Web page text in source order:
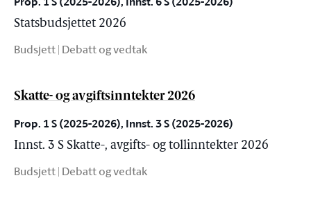
Statsbudsjettet 2026
Budsjett | Debatt og vedtak
Skatte- og avgiftsinntekter 2026
Prop. 1 S (2025-2026), Innst. 3 S (2025-2026)
Innst. 3 S Skatte-, avgifts- og tollinntekter 2026
Budsjett | Debatt og vedtak